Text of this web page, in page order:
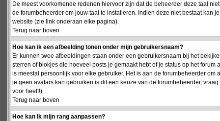
De meest voorkomende redenen hiervoor zijn dat de beheerder deze taal
de forumbeheerder om jouw taal te installeren. Indien deze niet bestaat kan
website (zie link onderaan elke pagina).
Terug naar boven
Hoe kan ik een afbeelding tonen onder mijn gebruikersnaam?
Er kunnen twee afbeeldingen staan onder een gebruikersnaam bij het
sterren of blokjes die hoeveel posts je gemaakt hebt of je status op het
is meestal persoonlijk voor elke gebruiker. Het is aan de forumbeheerder
je geen avatars kan gebruiken is dit een keuze van de forumbeheerder,
voor heeft!).
Terug naar boven
Hoe kan ik mijn rang aanpassen?